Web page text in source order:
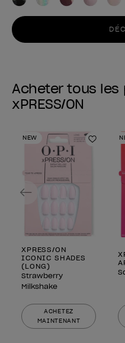
Acheter tous les
xPRESS/ON
NEW
XPRESS/ON
ICONIC SHADES
(LONG)
Strawberry
Milkshake
ACHETEZ
MAINTENANT
Previous